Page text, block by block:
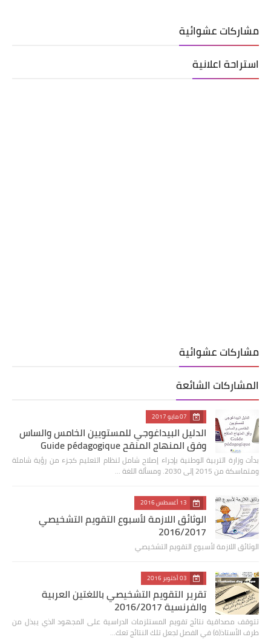
مشاركات عشوائية
استراحة اعلانية
مشاركات عشوائية
المشاركات الشائعة
07 مايو 2017
الدليل البيداغوجي للمستويين الخامس والساس
وفق المنهاج المنقح Guide pédagogique
بدأت وزارة التربية الوطنية بإجراء إصلاح شامل لنظام التعليم كجزء من رؤية شاملة
ومتماسكة من 2015 إلى 2030. ومسألة اللغة …
13 أغسطس 2016
الوثائق اللازمة لأسبوع التقويم التشخيصي
2016/2017
الوثائق اللازمة لأسبوع التقويم التشخيصي
03 أكتوبر 2016
تقرير التقويم التشخيصي باللغتين العربية
والفرنسية 2016/2017
تتوقف مصداقية نتائج تقويم المستلزمات الدراسية على المجهود الذي يبذل من
طرف الأستاذ(ة) في الفصل لجعل تلك النتائج تعك…